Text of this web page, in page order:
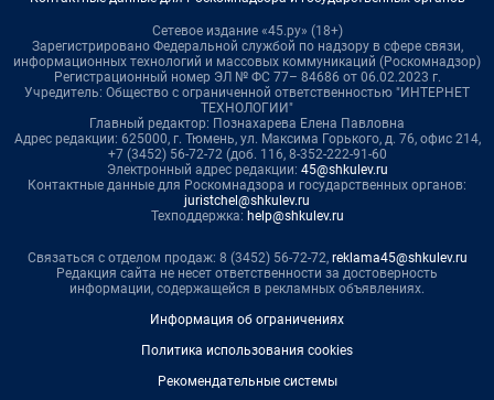
Сетевое издание «45.ру» (18+)
Зарегистрировано Федеральной службой по надзору в сфере связи,
информационных технологий и массовых коммуникаций (Роскомнадзор)
Регистрационный номер ЭЛ № ФС 77– 84686 от 06.02.2023 г.
Учредитель: Общество с ограниченной ответственностью "ИНТЕРНЕТ
ТЕХНОЛОГИИ"
Главный редактор: Познахарева Елена Павловна
Адрес редакции: 625000, г. Тюмень, ул. Максима Горького, д. 76, офис 214,
+7 (3452) 56-72-72 (доб. 116, 8-352-222-91-60
Электронный адрес редакции: 45@shkulev.ru
Контактные данные для Роскомнадзора и государственных органов:
juristchel@shkulev.ru
Техподдержка: help@shkulev.ru
Связаться с отделом продаж: 8 (3452) 56-72-72, reklama45@shkulev.ru
Редакция сайта не несет ответственности за достоверность
информации, содержащейся в рекламных объявлениях.
Информация об ограничениях
Политика использования cookies
Рекомендательные системы